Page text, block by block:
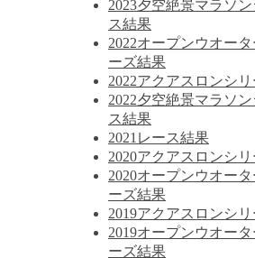
2023夕空絶景マラソ
ス結果
2022オープンウオー
ーズ結果
2022アクアスロンシ
2022夕空絶景マラソ
ス結果
2021レース結果
2020アクアスロンシ
2020オープンウオー
ーズ結果
2019アクアスロンシ
2019オープンウオー
ーズ結果